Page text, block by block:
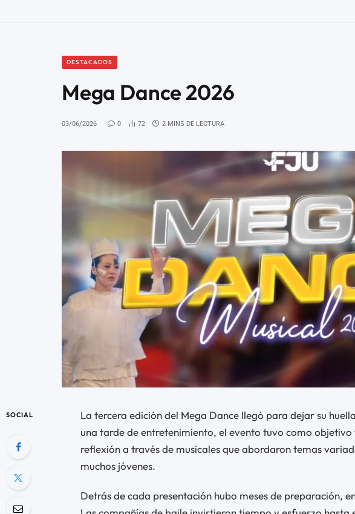
DESTACADOS
Mega Dance 2026
03/06/2026 0 72 2 MINS DE LECTURA
SOCIAL
La tercera edición del Mega Dance llegó para dejar su
una tarde de entretenimiento, el evento tuvo como
reflexión a través de musicales que abordaron temas
muchos jóvenes.
Detrás de cada presentación hubo meses de preparación,